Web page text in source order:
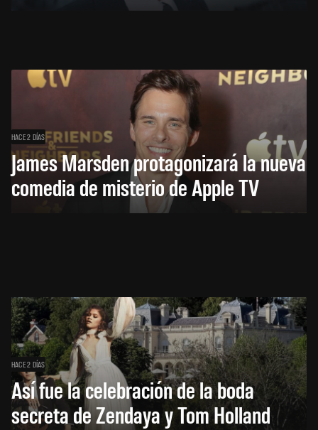
HACE 2 DÍAS
James Marsden protagonizará la nueva
comedia de misterio de Apple TV
HACE 2 DÍAS
Así fue la celebración de la boda
secreta de Zendaya y Tom Holland